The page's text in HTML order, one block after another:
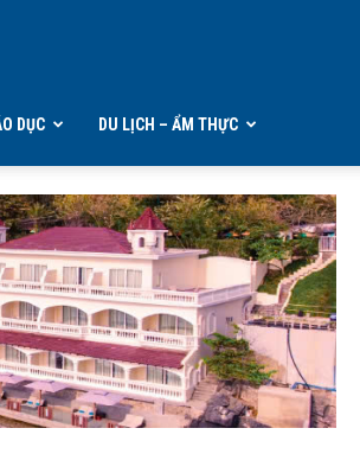
DỤC DU LỊCH – ẨM THỰC